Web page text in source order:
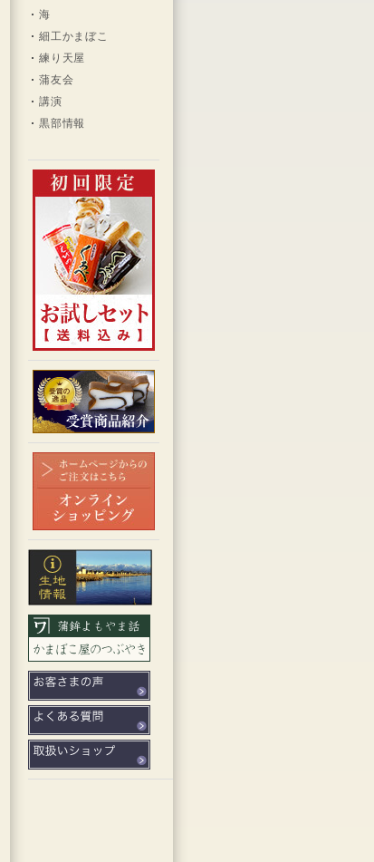
海
細工かまぼこ
練り天屋
蒲友会
講演
黒部情報